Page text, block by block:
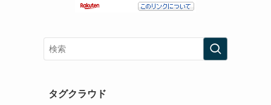
タグクラウド